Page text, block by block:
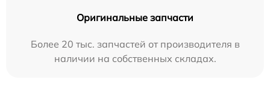
Оригинальные запчасти
Более 20 тыс. запчастей от производителя в
наличии на собственных складах.